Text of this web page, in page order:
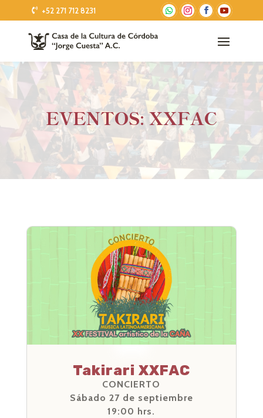
+52 271 712 8231
EVENTOS: XXFAC
Takirari XXFAC
CONCIERTO
Sábado 27 de septiembre
19:00 hrs.